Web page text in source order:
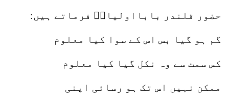
حضور قلندر بابااولیاءؒ فرماتے ہیں:
گم ہو گیا بس اس کے سوا کیا معلوم
کس سمت سے وہ نکل گیا کیا معلوم
ممکن نہیں اس تک ہو رسائی اپنی